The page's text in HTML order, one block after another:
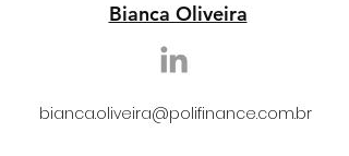
Bianca Oliveira
bianca.oliveira@polifinance.com.br